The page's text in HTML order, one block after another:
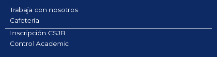
Trabaja con nosotros
Cafetería
Inscripción CSJB
Control Academic